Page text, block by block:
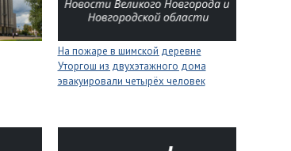
На пожаре в шимской деревне
Уторгош из двухэтажного дома
эвакуировали четырёх человек